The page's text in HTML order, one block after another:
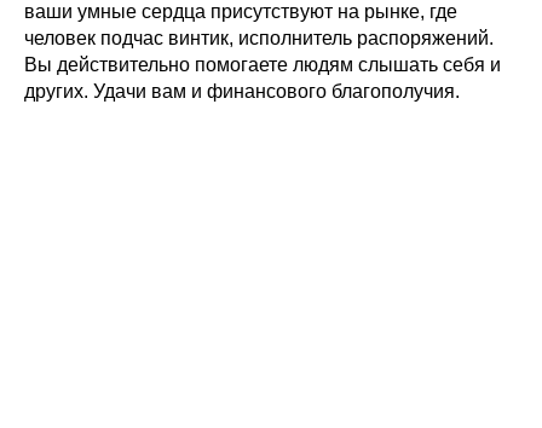
ваши умные сердца присутствуют на рынке, где
человек подчас винтик, исполнитель распоряжений.
Вы действительно помогаете людям слышать себя и
других. Удачи вам и финансового благополучия.